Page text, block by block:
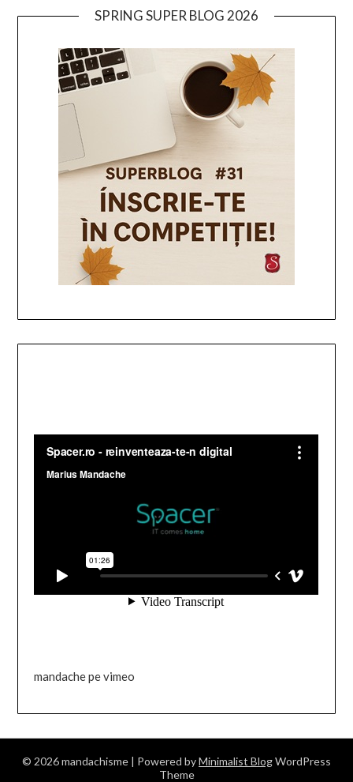
SPRING SUPER BLOG 2026
mandache pe vimeo
© 2026 mandachisme | Powered byMinimalist BlogWordPress
Theme